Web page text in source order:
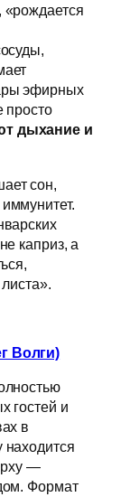
эфирных
просто
дыхание и
сон,
каприз, а
Волги)
гостей и
в
находится
—
Формат